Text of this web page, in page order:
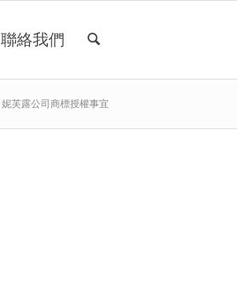
聯絡我們
妮芙露公司商標授權事宜